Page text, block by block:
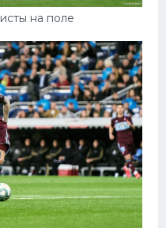
на поле